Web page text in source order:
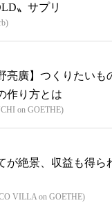
〟サプリ
亮廣】つくりたいも
作り方とは
on GOETHE)
が絶景、収益も得ら
VILLA on GOETHE)